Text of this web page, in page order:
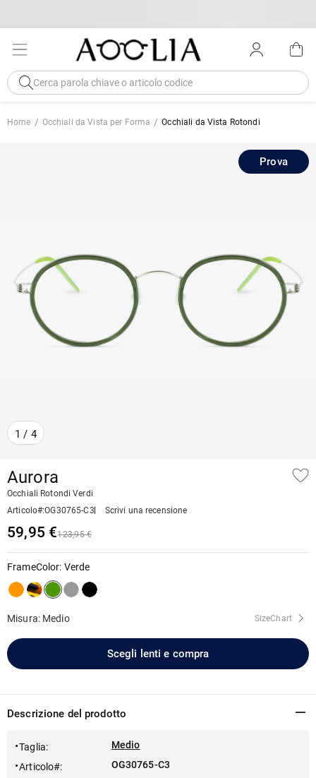
Home Occhiali da Vista per Forma Occhiali da Vista Rotondi
1 / 4
Prova
Aurora
Occhiali Rotondi Verdi
Articolo#:OG30765-C3 Scrivi una recensione
59,95 €123,95 €
FrameColor: Verde
Misura: Medio SizeChart
Scegli lenti e compra
Descrizione del prodotto
Taglia:
Medio
Articolo#:
OG30765-C3